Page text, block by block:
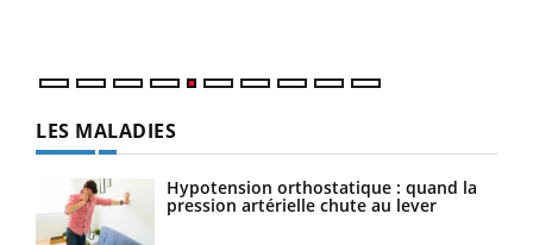
LES MALADIES
Hypotension orthostatique : quand la
pression artérielle chute au lever